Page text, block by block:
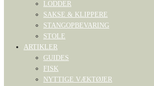
LODDER
SAKSE & KLIPPERE
STANGOPBEVARING
STOLE
ARTIKLER
GUIDES
FISK
NYTTIGE VÆKTØJER